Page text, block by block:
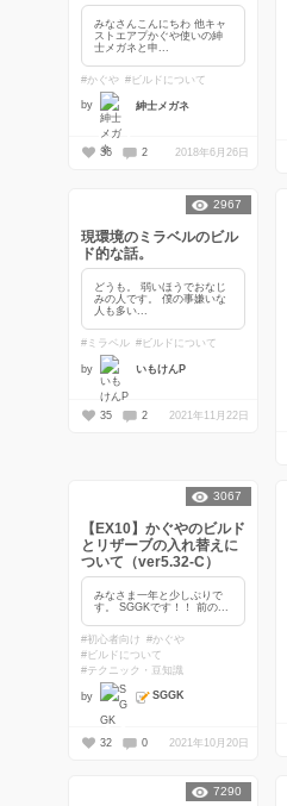
みなさんこんにちわ 他キャ
ストエアプかぐや使いの紳
士メガネと申...
#かぐや #ビルドについて
by 紳士メガネ
36 2 2018年6月26日
現環境のミラベルのビル
ド的な話。
どうも。 弱いほうでおなじ
みの人です。 僕の事嫌いな
人も多い...
#ミラベル #ビルドについて
by いもけんP
2967
35 2 2021年11月22日
【EX10】かぐやのビルド
とリザーブの入れ替えに
ついて（ver5.32-C）
みなさま一年と少しぶりで
す。 SGGKです！！ 前の...
#初心者向け #かぐや
#ビルドについて
#テクニック・豆知識
by SGGK
3067
32 0 2021年10月20日
7290